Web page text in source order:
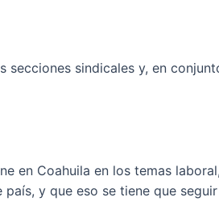
secciones sindicales y, en
en Coahuila en los temas
y que eso se tiene que